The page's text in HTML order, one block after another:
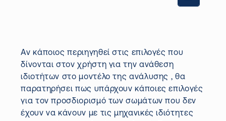
Αν κάποιος περιηγηθεί στις επιλογές που
δίνονται στον χρήστη για την ανάθεση
ιδιοτήτων στο μοντέλο της ανάλυσης , θα
παρατηρήσει πως υπάρχουν κάποιες επιλογές
για τον προσδιορισμό των σωμάτων που δεν
έχουν να κάνουν με τις μηχανικές ιδιότητες